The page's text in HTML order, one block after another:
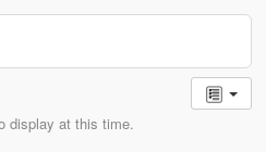
display at this time.